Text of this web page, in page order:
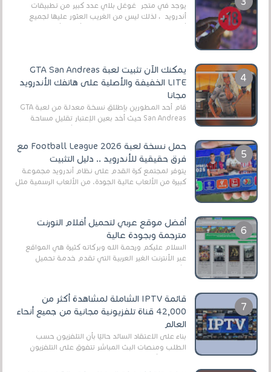
يوجد في متجر غوغل بلاي عدد كبير من تطبيقات
أندرويد ، لذلك ليس من الغريب العثور عليها لجميع
يمكنك الآن تثبيت لعبة GTA San Andreas
LITE الخفيفة والأصلية على هاتفك الأندرويد
مجانا
قام أحد المطورين بإطلاق نسخة معدلة من لعبة GTA
San Andreas حيث أخد بعين الإعتبار تقليل مساحة
حمل نسخة لعبة Football League 2026 مع
فرق حقيقية للأندرويد .. دليل التثبيت
يتوفر لمجتمع كرة القدم على نظام أندرويد مجموعة
كبيرة من الألعاب عالية الجودة. من الألعاب الرسمية مثل
أفضل موقع عربي لتحميل أفلام التورنت
مترجمة وبجودة عالية
السلام عليكم ورحمة الله وبركاته كثيرة هي المواقع
عبر الأنترنت الغير العربية التي تقدم خدمة تحميل
قائمة IPTV الشاملة لمشاهدة أكثر من
42,000 قناة تلفزيونية مجانية من جميع أنحاء
العالم
بناءً على الاعتقاد السائد حاليًا بأن التلفزيون حسب
الطلب ومنصات البث المباشر تتفوق على التلفزيون